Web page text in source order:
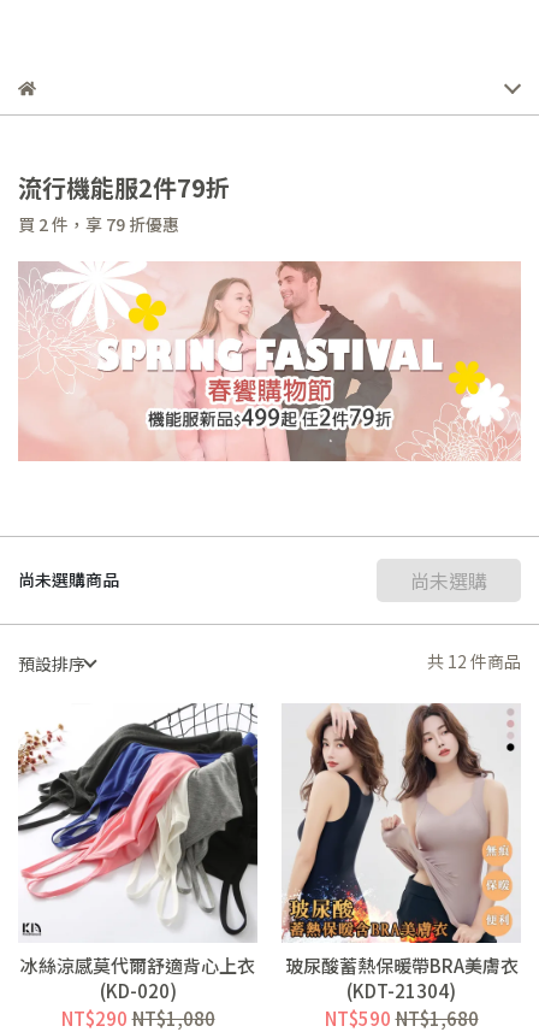
流行機能服2件79折
買 2 件， 享 79 折優惠
尚未選購商品 尚未選購
預設排序 共 12 件商品
冰絲涼感莫代爾舒適背心上衣
(KD-020)
NT$290 NT$1,080
玻尿酸蓄熱保暖帶BRA美膚衣
(KDT-21304)
NT$590 NT$1,680